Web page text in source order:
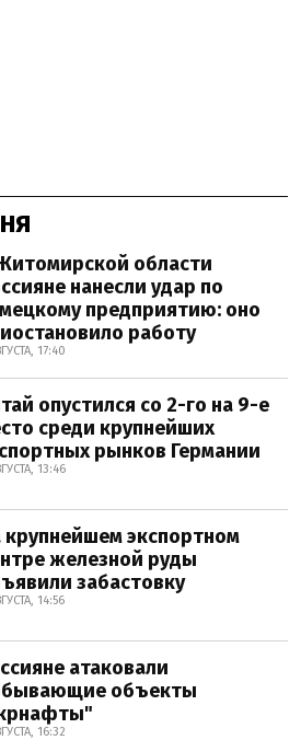
области
нанесли удар по
предприятию: оно
работу
17:40
опустился со 2-го на 9-е
среди крупнейших
рынков Германии
13:46
крупнейшем экспортном
железной руды
забастовку
14:56
атаковали
объекты
16:32